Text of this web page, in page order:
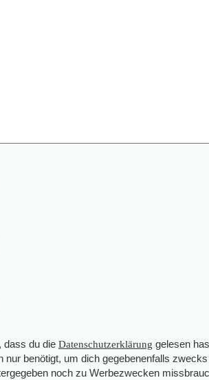
dass du die Datenschutzerklärung gelesen
benötigt, um dich gegebenenfalls
noch zu Werbezwecken